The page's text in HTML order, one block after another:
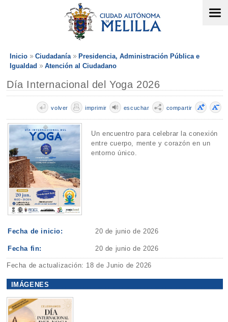
Inicio Ciudadanía
Presidencia, Administración Pública e
Igualdad
Atención al Ciudadano
Día Internacional del Yoga 2026
compartir
escuchar
imprimir
volver
Un encuentro para celebrar la conexión
entre cuerpo, mente y corazón en un
entorno único.
Fecha de inicio: 20 de junio de 2026
Fecha fin: 20 de junio de 2026
Fecha de actualización: 18 de Junio de 2026
IMÁGENES